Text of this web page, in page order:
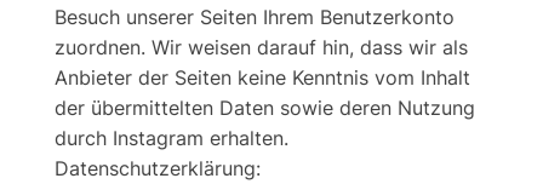
Besuch unserer Seiten Ihrem Benutzerkonto
zuordnen. Wir weisen darauf hin, dass wir als
Anbieter der Seiten keine Kenntnis vom Inhalt
der übermittelten Daten sowie deren Nutzung
durch Instagram erhalten.
Datenschutzerklärung: